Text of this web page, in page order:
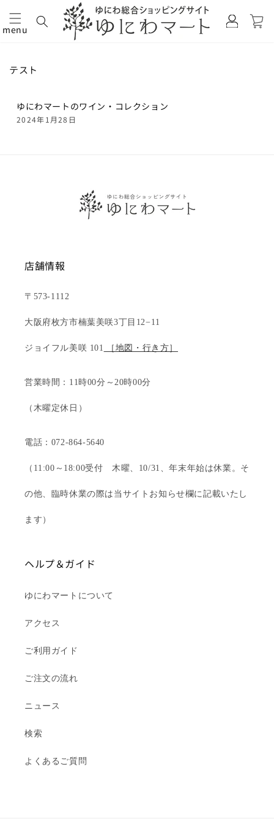
menu
グ
イ
ー
テスト
ゆにわマートのワイン・コレクション
2024年1月28日
店舗情報
〒573-1112
大阪府枚方市楠葉美咲3丁目12−11
ジョイフル美咲 101 ［地図・行き方］
営業時間：11時00分～20時00分
（木曜定休日）
電話：072-864-5640
（11:00～18:00受付 木曜、10/31、年末年始は休業。そ
の他、臨時休業の際は当サイトお知らせ欄に記載いたし
ます）
ヘルプ＆ガイド
ゆにわマートについて
アクセス
ご利用ガイド
ご注文の流れ
ニュース
検索
よくあるご質問